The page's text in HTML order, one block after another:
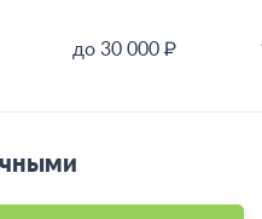
до 30 000 ₽